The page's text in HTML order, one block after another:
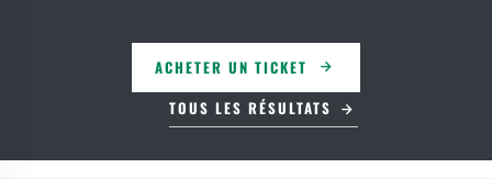
ACHETER UN TICKET
TOUS LES RÉSULTATS